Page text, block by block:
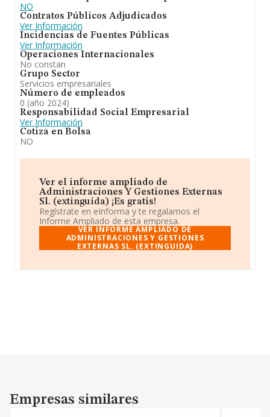
NO
Contratos Públicos Adjudicados
Ver Información
Incidencias de Fuentes Públicas
Ver Información
Operaciones Internacionales
No constan
Grupo Sector
Servicios empresariales
Número de empleados
0 (año 2024)
Responsabilidad Social Empresarial
Ver Información
Cotiza en Bolsa
NO
Ver el informe ampliado de
Administraciones Y Gestiones Externas
Sl. (extinguida) ¡Es gratis!
Regístrate en eInforma y te regalamos el
Informe Ampliado de esta empresa.
VER INFORME AMPLIADO DE
ADMINISTRACIONES Y GESTIONES
EXTERNAS SL. (EXTINGUIDA)
Empresas similares
Empresas similares